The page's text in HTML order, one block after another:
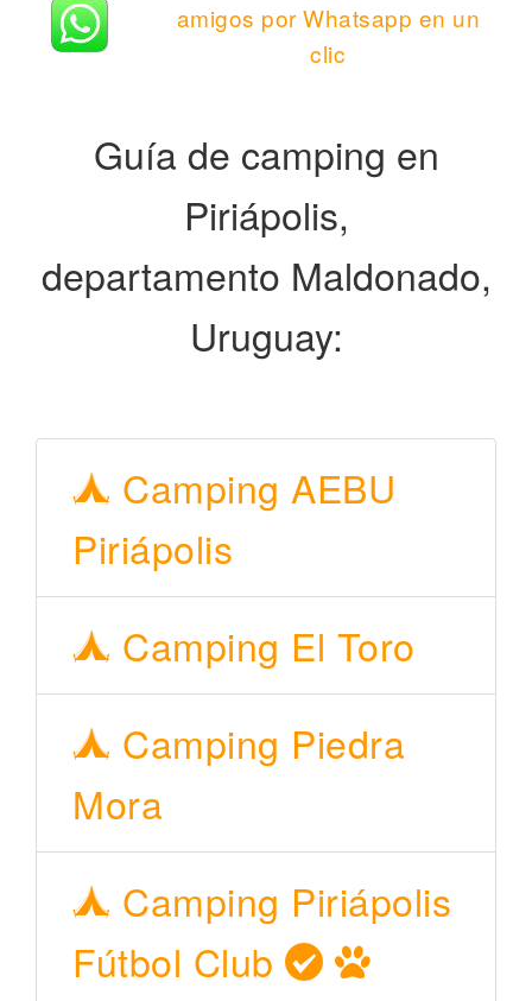
amigos por Whatsapp en un
clic
Guía de camping en
Piriápolis,
departamento Maldonado,
Uruguay:
Camping AEBU
Piriápolis
Camping El Toro
Camping Piedra
Mora
Camping Piriápolis
Fútbol Club